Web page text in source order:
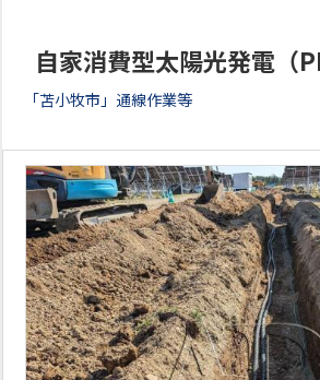
自家消費型太陽光発電（
「苫小牧市」通線作業等